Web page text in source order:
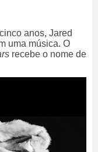
anos, Jared
uma música. O
recebe o nome de